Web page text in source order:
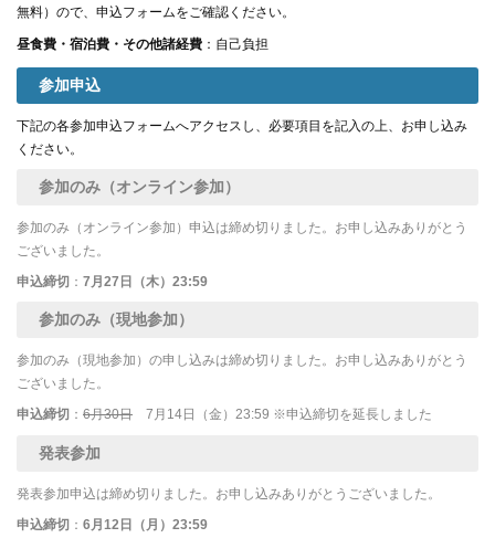
無料）ので、申込フォームをご確認ください。
昼食費・宿泊費・その他諸経費 ：自己負担
参加申込
下記の各参加申込フォームへアクセスし、必要項目を記入の上、お申し込み
ください。
参加のみ（オンライン参加）
参加のみ（オンライン参加）申込は締め切りました。お申し込みありがとう
ございました。
申込締切 ： 7月27日（木）23:59
参加のみ（現地参加）
参加のみ（現地参加）の申し込みは締め切りました。お申し込みありがとう
ございました。
申込締切 ： 6月30日 7月14日（金）23:59 ※申込締切を延長しました
発表参加
発表参加申込は締め切りました。お申し込みありがとうございました。
申込締切 ： 6月12日（月）23:59